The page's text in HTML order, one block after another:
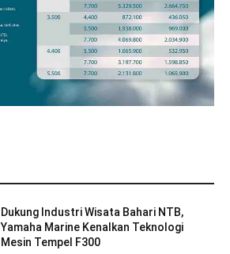
Dukung Industri Wisata Bahari NTB,
Yamaha Marine Kenalkan Teknologi
Mesin Tempel F300